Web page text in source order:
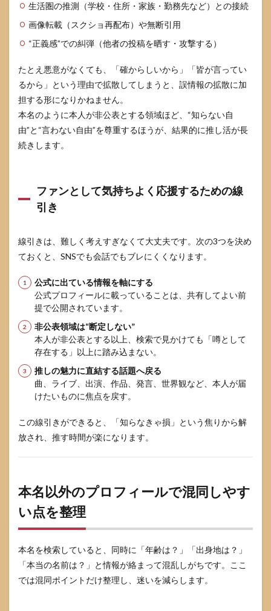
生活圏の推測（学校・住所・家族・勤務先など）との接続
画像転載（スクショ再配布）や無断引用
“正義感”での糾弾（他者の投稿を晒す・攻撃する）
たとえ悪意がなくても、「確からしいから」「皆が言ってい
るから」という理由で拡散してしまうと、誤情報の拡散に加
担する形になりかねません。
本名のように本人が非公表とする領域ほど、“知らない自
由”と“言わない自由”を尊重するほうが、結果的に推し活が長
続きします。
ファンとして気持ちよく応援するための線
引き
線引きは、難しく考えすぎなくて大丈夫です。次の3つを決め
ておくと、SNSでも会話でもブレにくくなります。
公式に出ている情報を軸にする
公式プロフィールに載っていることは、共有してよい前
提で公開されています。
非公表領域は“断定しない”
本人が非公表とする以上、検索で見かけても「噂として
存在する」以上に踏み込まない。
推しの魅力に直結する話題へ戻る
曲、ライブ、出演、作品、発言、世界観など、本人が届
けたいものに焦点を戻す。
この線引きができると、「知らなきゃ損」という焦りから解
放され、推す時間が楽になります。
本名以外のプロフィールで混同しやす
い点を整理
本名を検索していると、同時に「年齢は？」「出身地は？」
「本当の名前は？」と情報が絡まって混乱しがちです。ここ
では混同ポイントだけ整理し、迷いを減らします。